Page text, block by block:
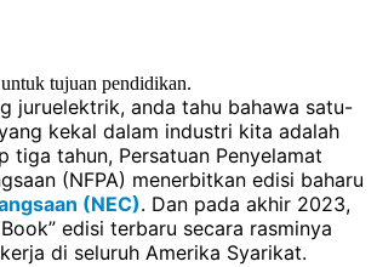
tujuan pendidikan.
juruelektrik, anda tahu bahawa satu-
kekal dalam industri kita adalah
tiga tahun, Persatuan Penyelamat
(NFPA) menerbitkan edisi baharu
(NEC). Dan pada akhir 2023,
edisi terbaru secara rasminya
di seluruh Amerika Syarikat.